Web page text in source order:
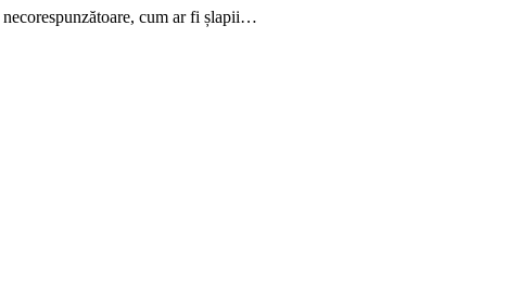
cum ar fi șlapii…